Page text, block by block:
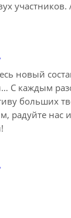
новый
С каждым
больших
радуйте нас